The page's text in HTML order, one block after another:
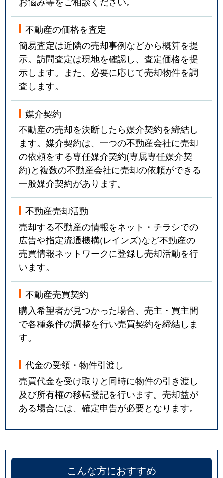
不動産の価格を査定
簡易査定は近隣の売却事例などから概算を提
示。訪問査定は現地を確認し、査定価格を提
示します。また、必要に応じて売却物件を調
査します。
媒介契約
不動産の売却を決断したら媒介契約を締結し
ます。媒介契約は、一つの不動産会社に売却
の依頼をする専任媒介契約(専属専任媒介契
約)と複数の不動産会社に売却の依頼ができる
一般媒介契約があります。
不動産売却活動
売却する不動産の情報をネット・チラシでの
広告や指定流通機構(レインズ)など不動産の
売買情報ネットワークに登録し売却活動を行
います。
不動産売買契約
購入希望者が見つかった場合、売主・買主間
で各種条件の調整を行い売買契約を締結しま
す。
代金の受領・物件引渡し
売買代金を受け取りと同時に物件の引き渡し
及び所有権の移転登記を行います。売却益が
ある場合には、確定申告が必要となります。
こんな方におすすめ